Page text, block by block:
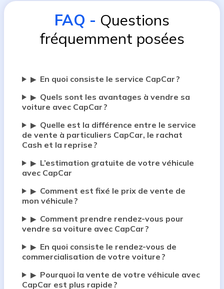
FAQ - Questions
fréquemment posées
▶ En quoi consiste le service CapCar ?
▶ Quels sont les avantages à vendre sa
voiture avec CapCar ?
▶ Quelle est la différence entre le service
de vente à particuliers CapCar, le rachat
Cash et la reprise ?
▶ L’estimation gratuite de votre véhicule
avec CapCar
▶ Comment est fixé le prix de vente de
mon véhicule ?
▶ Comment prendre rendez-vous pour
vendre sa voiture avec CapCar ?
▶ En quoi consiste le rendez-vous de
commercialisation de votre voiture ?
▶ Pourquoi la vente de votre véhicule avec
CapCar est plus rapide ?